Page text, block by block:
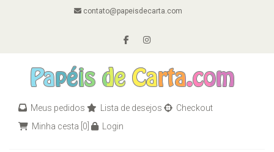
contato@papeisdecarta.com
Meus pedidos Lista de desejos
Checkout
Minha cesta [0] Login